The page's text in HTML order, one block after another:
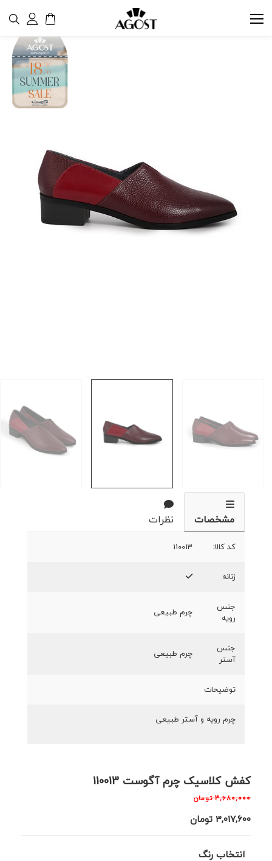
کفش کلاسیک چرم آگوست 110013
۳,۶۸۰,۰۰۰ تومان
۳,۰۱۷,۶۰۰تومان
انتخاب رنگ
مشخصات نظرات
کد کالا: 110013
زنانه
جنس
رویه
چرم طبیعی
جنس
آستر
چرم طبیعی
توضیحات
چرم رویه و آستر طبیعی